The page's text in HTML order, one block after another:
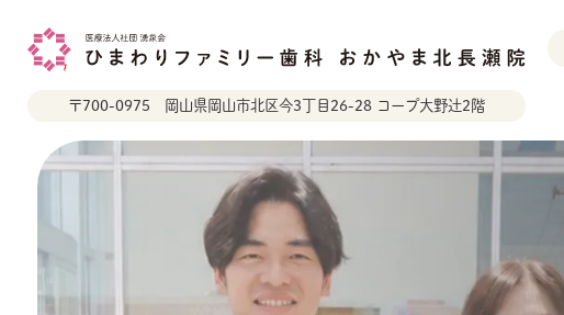
〒700-0975 岡山県岡山市北区今3丁目26-28 コープ大野辻2階